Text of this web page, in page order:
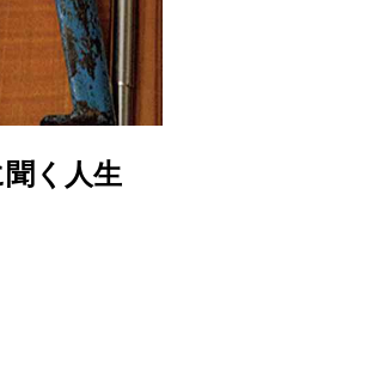
く人生